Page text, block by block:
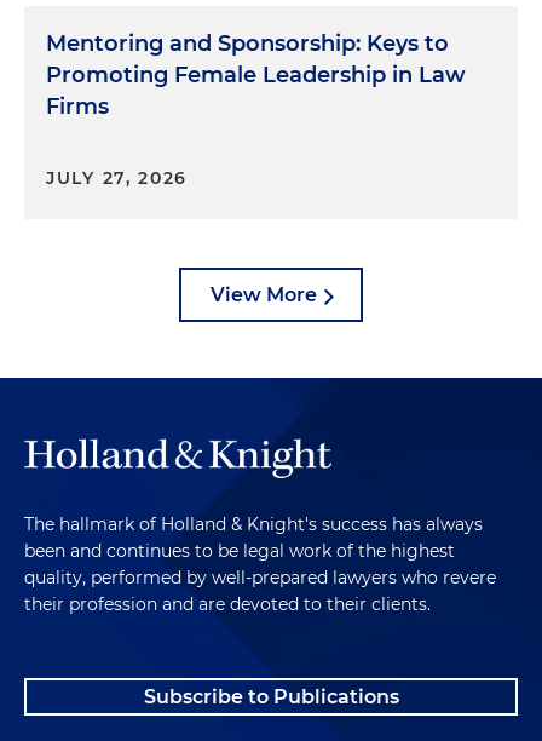
Mentoring and Sponsorship: Keys to
Promoting Female Leadership in Law
Firms
JULY 27, 2026
View More
The hallmark of Holland & Knight's success has always
been and continues to be legal work of the highest
quality, performed by well-prepared lawyers who revere
their profession and are devoted to their clients.
Subscribe to Publications